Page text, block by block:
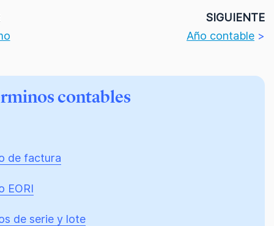
SIGUIENTE
Año contable >
contables
de factura
EORI
de serie y lote